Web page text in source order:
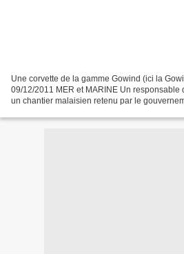
Une corvette de la gamme Gowind (ici la
09/12/2011 MER et MARINE Un responsable
un chantier malaisien retenu par le